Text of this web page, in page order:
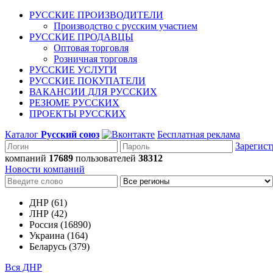
РУССКИЕ ПРОИЗВОДИТЕЛИ
Производство с русским участием
РУССКИЕ ПРОДАВЦЫ
Оптовая торговля
Розничная торговля
РУССКИЕ УСЛУГИ
РУССКИЕ ПОКУПАТЕЛИ
ВАКАНСИИ ДЛЯ РУССКИХ
РЕЗЮМЕ РУССКИХ
ПРОЕКТЫ РУССКИХ
Каталог Русский союз
Бесплатная реклама
компаний 17689 пользователей 38312
Новости компаний
ДНР (61)
ЛНР (42)
Россия (16890)
Украина (164)
Беларусь (379)
Вся ДНР